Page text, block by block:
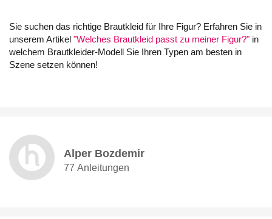
Sie suchen das richtige Brautkleid für Ihre Figur? Erfahren Sie in
unserem Artikel "Welches Brautkleid passt zu meiner Figur?" in
welchem Brautkleider-Modell Sie Ihren Typen am besten in
Szene setzen können!
Alper Bozdemir
77 Anleitungen